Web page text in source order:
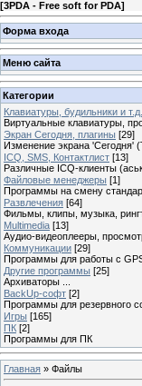
[3PDA - Free soft for PDA]
Форма входа
Меню сайта
Категории
Клавиатуры, будильники и т.д.
Виртуальные клавиатуры,
Экран Сегодня, плагины [29]
Изменение экрана 'Сегодня'
ICQ, SMS, Контактлист [13]
Различные ICQ-клиенты
Файловые менеджеры [1]
Программы на смену
Развлечения [64]
Фильмы, клипы, музыка,
Multimedia [13]
Аудио-видеоплееры,
Коммуникации [29]
Программы для работы с
Другие программы [25]
Архиваторы ...
BackUp-софт [2]
Программы для резервного
Игры [165]
ПК [2]
Программы для ПК
Главная » Файлы